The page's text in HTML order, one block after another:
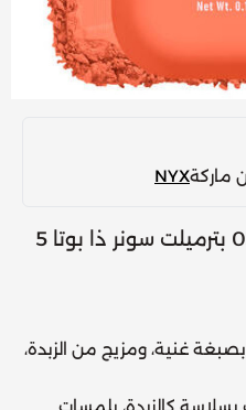
ماركةNYX
نكس - بودرة احمر خدود 03 بترميلت سونر ذا بوتا 5
غنية، ومزيج من الزبدة،